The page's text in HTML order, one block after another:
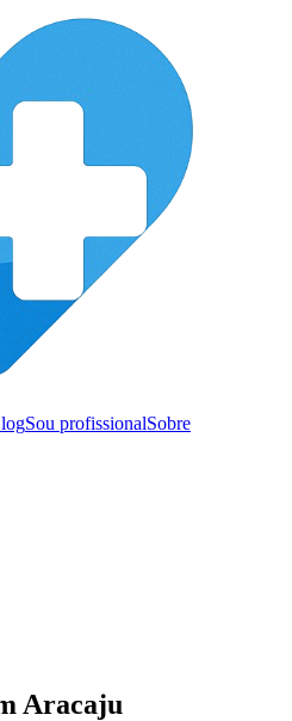
Sou profissionalSobre
Aracaju